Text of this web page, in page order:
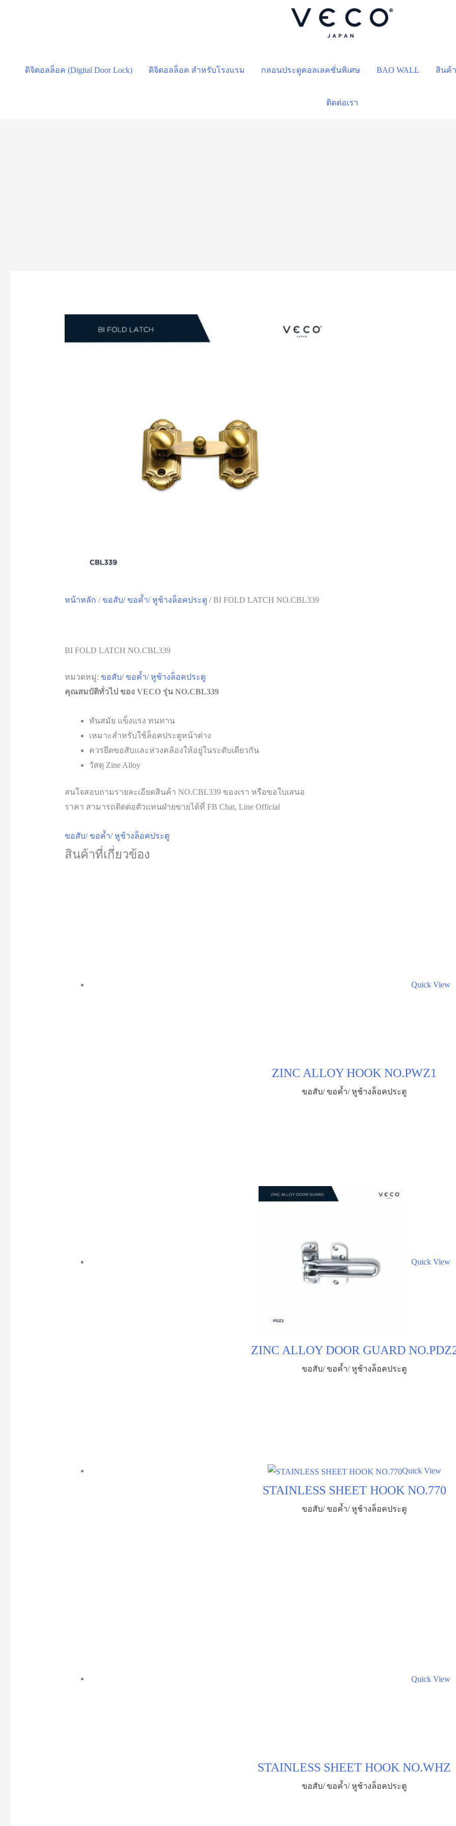
ดิจิตอลล็อค (Digital Door Lock) ดิจิตอลล็อค สำหรับโรงแรม กลอนประตูคอลเลคชั่นพิเศษ BAO WALL สินค้
ติดต่อเรา
หน้าหลัก /ขอสับ/ ขอค้ำ/ หูช้างล็อคประตู/ BI FOLD LATCH NO.CBL339
BI FOLD LATCH NO.CBL339
หมวดหมู่: ขอสับ/ ขอค้ำ/ หูช้างล็อคประตู
คุณสมบัติทั่วไป ของ VECO รุ่น NO.CBL339
ทันสมัย แข็งแรง ทนทาน
เหมาะสำหรับใช้ล็อคประตูหน้าต่าง
ควรยึดขอสับและห่วงคล้องให้อยู่ในระดับเดียวกัน
วัสดุ Zine Alloy
สนใจสอบถามรายละเอียดสินค้า NO.CBL339 ของเรา หรือขอใบเสนอ
ราคา สามารถติดต่อตัวแทนฝ่ายขายได้ที่ FB Chat, Line Official
ขอสับ/ ขอค้ำ/ หูช้างล็อคประตู
สินค้าที่เกี่ยวข้อง
Quick View
ZINC ALLOY HOOK NO.PWZ1
ขอสับ/ ขอค้ำ/ หูช้างล็อคประตู
Quick View
ZINC ALLOY DOOR GUARD
ขอสับ/ ขอค้ำ/ หูช้างล็อคประตู
Quick View
STAINLESS SHEET HOOK NO.770
ขอสับ/ ขอค้ำ/ หูช้างล็อคประตู
Quick View
STAINLESS SHEET HOOK NO.WHZ
ขอสับ/ ขอค้ำ/ หูช้างล็อคประตู